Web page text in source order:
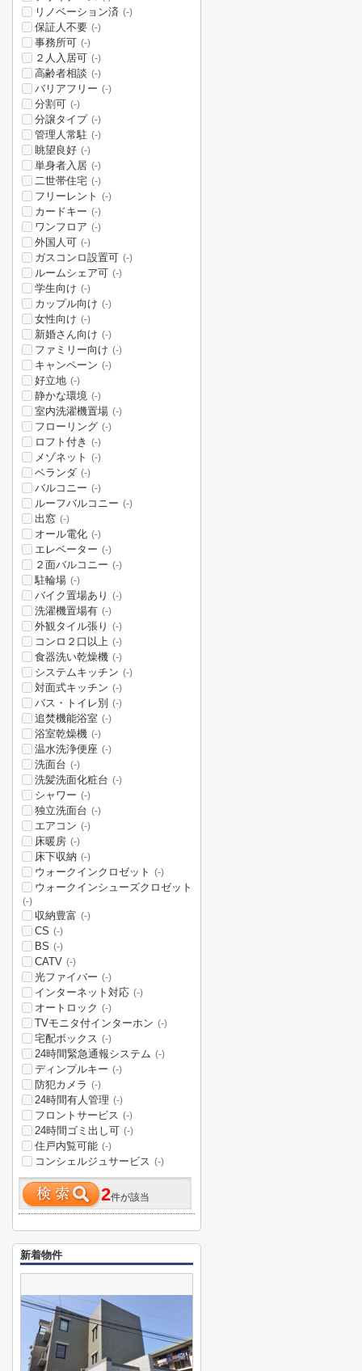
リノベーション済 (-)
保証人不要 (-)
事務所可 (-)
２人入居可 (-)
高齢者相談 (-)
バリアフリー (-)
分割可 (-)
分譲タイプ (-)
管理人常駐 (-)
眺望良好 (-)
単身者入居 (-)
二世帯住宅 (-)
フリーレント (-)
カードキー (-)
ワンフロア (-)
外国人可 (-)
ガスコンロ設置可 (-)
ルームシェア可 (-)
学生向け (-)
カップル向け (-)
女性向け (-)
新婚さん向け (-)
ファミリー向け (-)
キャンペーン (-)
好立地 (-)
静かな環境 (-)
室内洗濯機置場 (-)
フローリング (-)
ロフト付き (-)
メゾネット (-)
ベランダ (-)
バルコニー (-)
ルーフバルコニー (-)
出窓 (-)
オール電化 (-)
エレベーター (-)
２面バルコニー (-)
駐輪場 (-)
バイク置場あり (-)
洗濯機置場有 (-)
外観タイル張り (-)
コンロ２口以上 (-)
食器洗い乾燥機 (-)
システムキッチン (-)
対面式キッチン (-)
バス・トイレ別 (-)
追焚機能浴室 (-)
浴室乾燥機 (-)
温水洗浄便座 (-)
洗面台 (-)
洗髪洗面化粧台 (-)
シャワー (-)
独立洗面台 (-)
エアコン (-)
床暖房 (-)
床下収納 (-)
ウォークインクロゼット (-)
ウォークインシューズクロゼット
(-)
収納豊富 (-)
CS (-)
BS (-)
CATV (-)
光ファイバー (-)
インターネット対応 (-)
オートロック (-)
TVモニタ付インターホン (-)
宅配ボックス (-)
24時間緊急通報システム (-)
ディンプルキー (-)
防犯カメラ (-)
24時間有人管理 (-)
フロントサービス (-)
24時間ゴミ出し可 (-)
住戸内覧可能 (-)
コンシェルジュサービス (-)
2件が該当
新着物件